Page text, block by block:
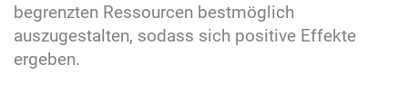
begrenzten Ressourcen bestmöglich
auszugestalten, sodass sich positive Effekte
ergeben.